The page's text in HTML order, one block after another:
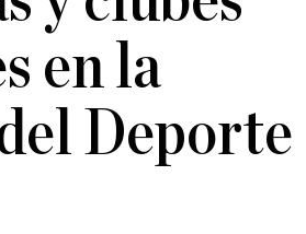
en la
Deporte